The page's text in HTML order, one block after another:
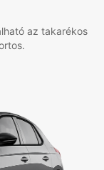
az takarékos